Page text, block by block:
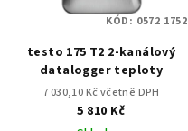
testo 175 T2 2-kanálový
datalogger teploty
7 030,10 Kč včetně DPH
5 810 Kč
KÓD: 0572 1752